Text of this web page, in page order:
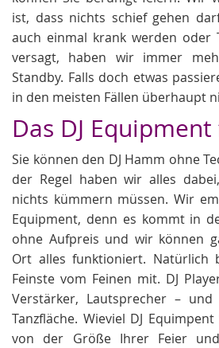
ist, dass nichts schief gehen
auch einmal krank werden oder
versagt, haben wir immer
Standby. Falls doch etwas
in den meisten Fällen überhaupt
Das DJ
Sie können den DJ Hamm ohne
der Regel haben wir alles
nichts kümmern müssen. Wir
Equipment, denn es kommt in
ohne Aufpreis und wir können
Ort alles funktioniert. Natürlich
Feinste vom Feinen mit. DJ
Verstärker, Lautsprecher –
Tanzfläche. Wieviel DJ
von der Größe Ihrer Feier